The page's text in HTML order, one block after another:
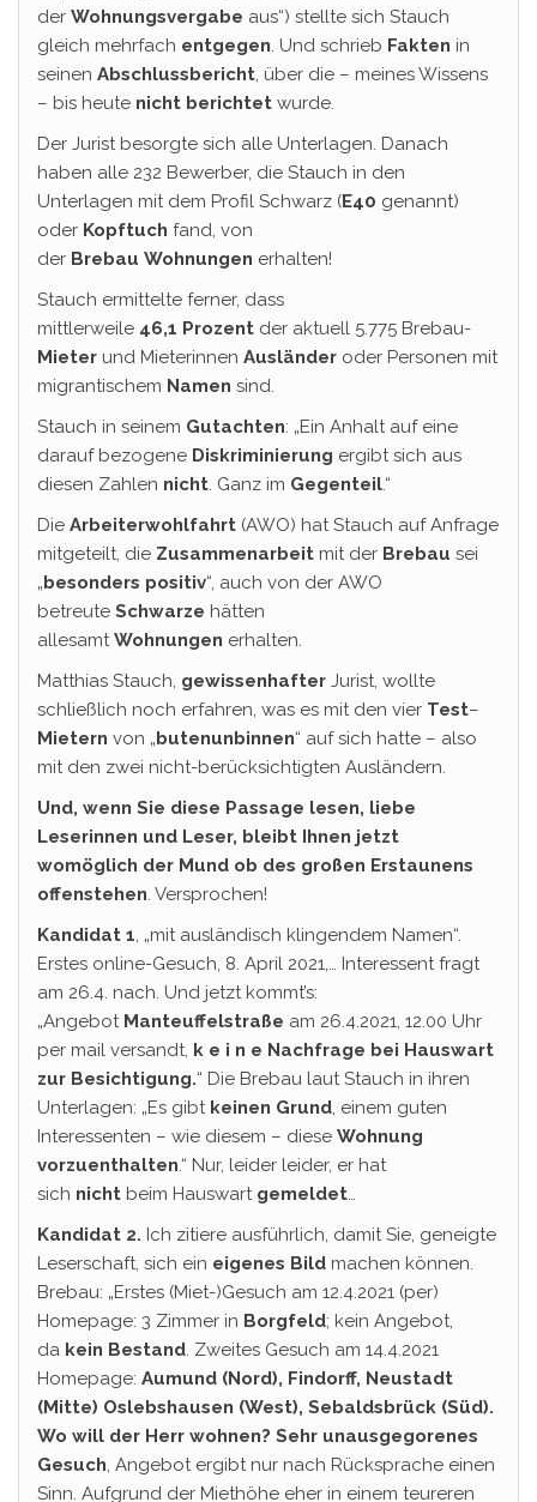
der Wohnungsvergabe aus“) stellte sich Stauch
gleich mehrfach entgegen. Und schrieb Fakten in
seinen Abschlussbericht, über die – meines Wissens
– bis heute nicht berichtet wurde.
Der Jurist besorgte sich alle Unterlagen. Danach
haben alle 232 Bewerber, die Stauch in den
Unterlagen mit dem Profil Schwarz (E40 genannt)
oder Kopftuch fand, von
der Brebau Wohnungen erhalten!
Stauch ermittelte ferner, dass
mittlerweile 46,1 Prozent der aktuell 5.775 Brebau-
Mieter und Mieterinnen Ausländer oder Personen mit
migrantischem Namen sind.
Stauch in seinem Gutachten: „Ein Anhalt auf eine
darauf bezogene Diskriminierung ergibt sich aus
diesen Zahlen nicht. Ganz im Gegenteil.“
Die Arbeiterwohlfahrt (AWO) hat Stauch auf Anfrage
mitgeteilt, die Zusammenarbeit mit der Brebau sei
„besonders positiv“, auch von der AWO
betreute Schwarze hätten
allesamtWohnungen erhalten.
Matthias Stauch, gewissenhafter Jurist, wollte
schließlich noch erfahren, was es mit den vier Test–
Mietern von „butenunbinnen“ auf sich hatte – also
mit den zwei nicht-berücksichtigten Ausländern.
Und, wenn Sie diese Passage lesen, liebe
Leserinnen und Leser, bleibt Ihnen jetzt
womöglich der Mund ob des großen Erstaunens
offenstehen. Versprochen!
Kandidat 1, „mit ausländisch klingendem Namen“.
Erstes online-Gesuch, 8. April 2021,… Interessent fragt
am 26.4. nach. Und jetzt kommt’s:
„Angebot Manteuffelstraße am 26.4.2021, 12.00 Uhr
per mail versandt, k e i n e Nachfrage bei Hauswart
zur Besichtigung.“ Die Brebau laut Stauch in ihren
Unterlagen: „Es gibt keinen Grund, einem guten
Interessenten – wie diesem – diese Wohnung
vorzuenthalten.“ Nur, leider leider, er hat
sich nicht beim Hauswart gemeldet…
Kandidat 2. Ich zitiere ausführlich, damit Sie, geneigte
Leserschaft, sich ein eigenes Bild machen können.
Brebau: „Erstes (Miet-)Gesuch am 12.4.2021 (per)
Homepage: 3 Zimmer in Borgfeld; kein Angebot,
da kein Bestand. Zweites Gesuch am 14.4.2021
Homepage: Aumund (Nord), Findorff, Neustadt
(Mitte) Oslebshausen (West), Sebaldsbrück (Süd).
Wo will der Herr wohnen? Sehr unausgegorenes
Gesuch, Angebot ergibt nur nach Rücksprache einen
Sinn. Aufgrund der Miethöhe eher in einem teureren